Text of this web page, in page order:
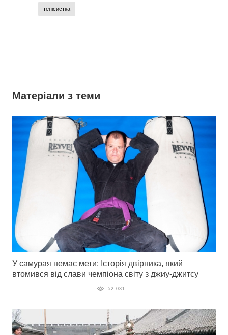
тенісистка
Матеріали з теми
У самурая немає мети: Історія двірника, який
втомився від слави чемпіона світу з джиу-джитсу
52 031